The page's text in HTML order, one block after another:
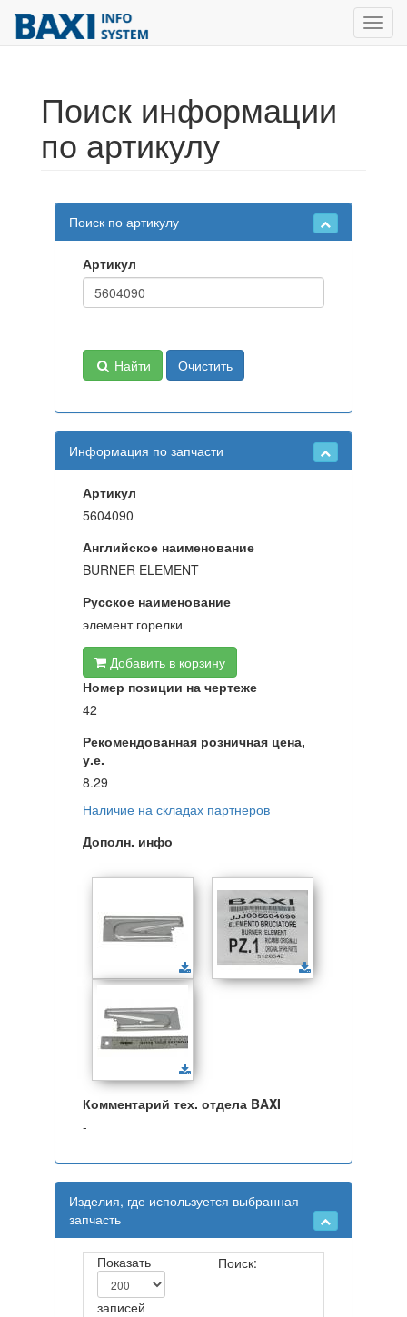
Поиск информации
по артикулу
Поиск по артикулу
Артикул
Найти Очистить
Информация по запчасти
Артикул
5604090
Английское наименование
BURNER ELEMENT
Русское наименование
элемент горелки
Добавить в корзину
Номер позиции на чертеже
42
Рекомендованная розничная цена,
у.е.
8.29
Наличие на складах партнеров
Дополн. инфо
Комментарий тех. отдела BAXI
-
Изделия, где используется выбранная
запчасть
Показать
записей
Поиск: